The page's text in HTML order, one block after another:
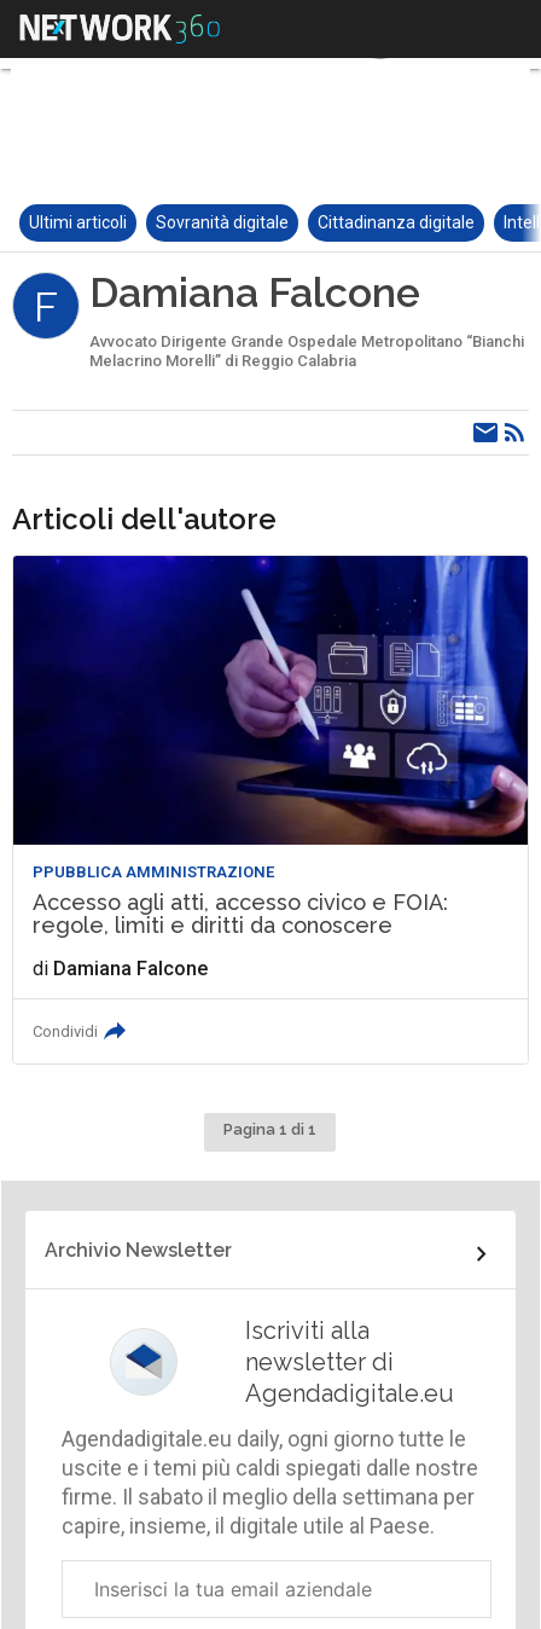
Ultimi articoli Sovranità digitale Cittadinanza digitale
F Damiana Falcone
Avvocato Dirigente Grande Ospedale Metropolitano “Bianchi
Melacrino Morelli” di Reggio Calabria
Articoli dell'autore
PPUBBLICA AMMINISTRAZIONE
Accesso agli atti, accesso civico e FOIA:
regole, limiti e diritti da conoscere
di Damiana Falcone
Condividi
Pagina 1 di 1
Archivio Newsletter
Iscriviti alla
newsletter di
Agendadigitale.eu
Agendadigitale.eu daily, ogni giorno tutte le
uscite e i temi più caldi spiegati dalle nostre
firme. Il sabato il meglio della settimana per
capire, insieme, il digitale utile al Paese.
aziendale